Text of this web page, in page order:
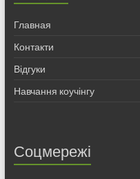
Главная
Контакти
Відгуки
Навчання коучінгу
Соцмережі